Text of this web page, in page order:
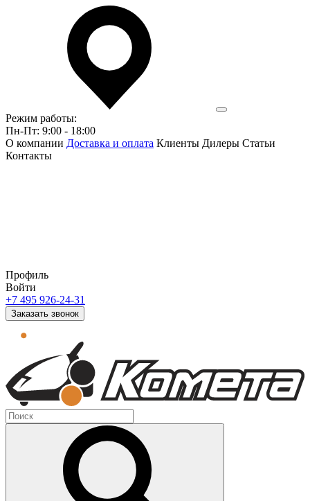
Режим работы:
Пн-Пт: 9:00 - 18:00
О компании Доставка и оплата Клиенты Дилеры Статьи
Контакты
Профиль
Войти
+7 495 926-24-31
Заказать звонок